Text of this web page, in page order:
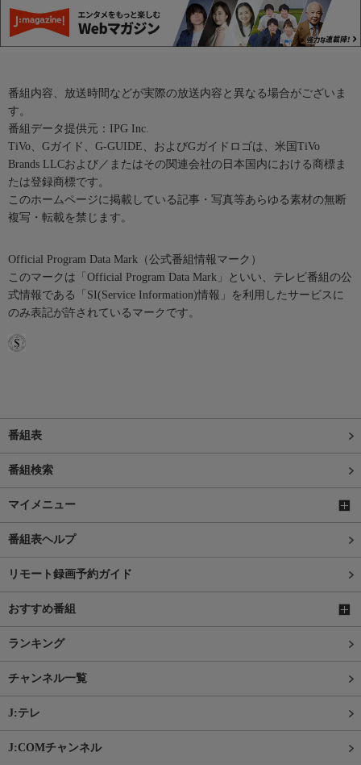
番組内容、放送時間などが実際の放送内容と異なる場合がございま
す。
番組データ提供元：IPG Inc.
TiVo、Gガイド、G-GUIDE、およびGガイドロゴは、米国TiVo
Brands LLCおよび／またはその関連会社の日本国内における商標ま
たは登録商標です。
このホームページに掲載している記事・写真等あらゆる素材の無断
複写・転載を禁じます。
Official Program Data Mark（公式番組情報マーク）
このマークは「Official Program Data Mark」といい、テレビ番組の公
式情報である「SI(Service Information)情報」を利用したサービスに
のみ表記が許されているマークです。
番組表
番組検索
マイメニュー
番組表ヘルプ
リモート録画予約ガイド
おすすめ番組
ランキング
チャンネル一覧
J:テレ
J:COMチャンネル